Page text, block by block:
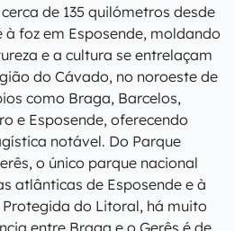
de 135 quilómetros desde
foz em Esposende, moldando
e a cultura se entrelaçam
do Cávado, no noroeste de
como Braga, Barcelos,
e Esposende, oferecendo
notável. Do Parque
o único parque nacional
atlânticas de Esposende e à
do Litoral, há muito
entre Braga e o Gerês é de